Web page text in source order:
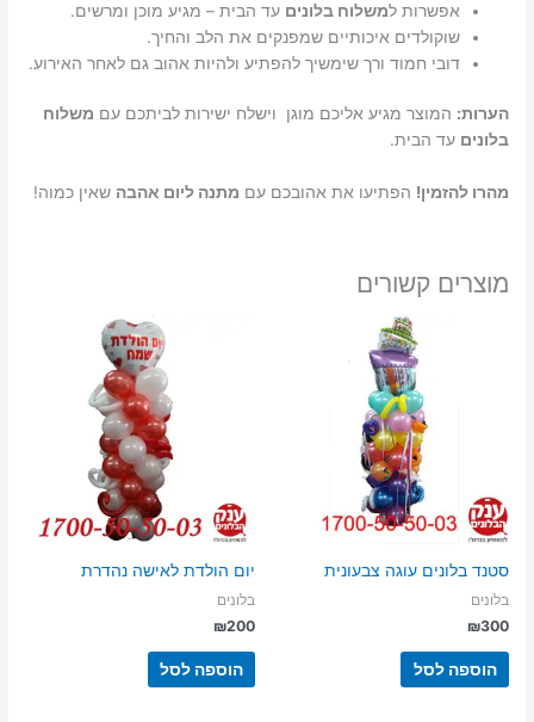
אפשרות למשלוח בלונים עד הבית – מגיע מוכן ומרשים.
שוקולדים איכותיים שמפנקים את הלב והחיך.
דובי חמוד ורך שימשיך להפתיע ולהיות אהוב גם לאחר האירוע.
הערות: המוצר מגיע אליכם מוגן וישלח ישירות לביתכם עם משלוח
בלונים עד הבית.
מהרו להזמין! הפתיעו את אהובכם עם מתנה ליום אהבה שאין כמוה!
מוצרים קשורים
סטנד בלונים עוגה צבעונית
בלונים
₪300
הוספה לסל
יום הולדת לאישה נהדרת
בלונים
₪200
הוספה לסל